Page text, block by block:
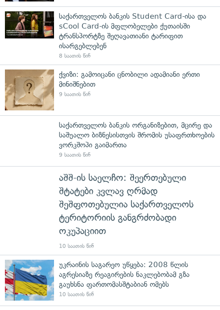
საქართველოს ბანკის Student Card-ისა და
sCool Card-ის მფლობელები ქუთაისში
ტრანსპორტზე შეღავათიანი ტარიფით
ისარგებლებენ
8 საათის წინ
ქვიზი: გამოიცანი ცნობილი ადამიანი ერთი
მინიშნებით
9 საათის წინ
საქართველოს ბანკის ორგანიზებით, მცირე და
საშუალო ბიზნესისთვის შრომის უსაფრთხოების
ვორკშოპი გაიმართა
9 საათის წინ
აშშ-ის საელჩო: შეერთებული
შტატები კვლავ ღრმად
შეშფოთებულია საქართველოს
ტერიტორიის განგრძობადი
ოკუპაციით
10 საათის წინ
უკრაინის საგარეო უწყება: 2008 წლის
აგრესიაზე რეაგირების ნაკლებობამ გზა
გაუხსნა ფართომასშტაბიან ომებს
10 საათის წინ